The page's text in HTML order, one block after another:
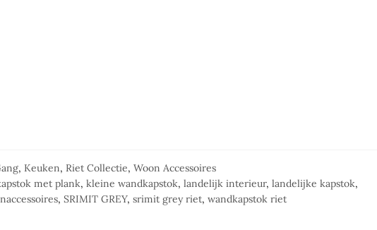
, Keuken, Riet Collectie, Woon Accessoires
met plank, kleine wandkapstok, landelijk interieur, landelijke kapstok,
, SRIMIT GREY, srimit grey riet, wandkapstok riet